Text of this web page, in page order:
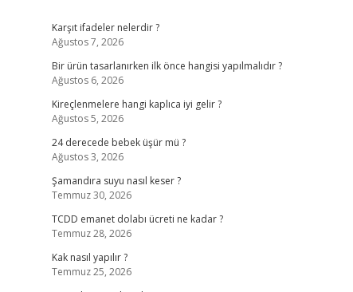
Karşıt ifadeler nelerdir ?
Ağustos 7, 2026
Bir ürün tasarlanırken ilk önce hangisi yapılmalıdır ?
Ağustos 6, 2026
Kireçlenmelere hangi kaplıca iyi gelir ?
Ağustos 5, 2026
24 derecede bebek üşür mü ?
Ağustos 3, 2026
Şamandıra suyu nasıl keser ?
Temmuz 30, 2026
TCDD emanet dolabı ücreti ne kadar ?
Temmuz 28, 2026
Kak nasıl yapılır ?
Temmuz 25, 2026